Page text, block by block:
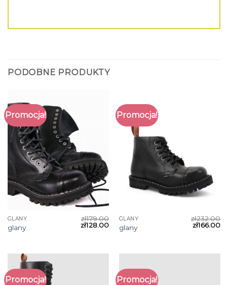
PODOBNE PRODUKTY
Promocja!
GLANY
glany
zł179.00
zł128.00
Promocja!
GLANY
glany
zł232.00
zł166.00
Promocja! Promocja!